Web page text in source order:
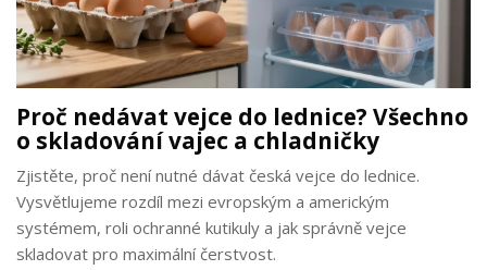
Proč nedávat vejce do lednice? Všechno
o skladování vajec a chladničky
Zjistěte, proč není nutné dávat česká vejce do lednice.
Vysvětlujeme rozdíl mezi evropským a americkým
systémem, roli ochranné kutikuly a jak správně vejce
skladovat pro maximální čerstvost.